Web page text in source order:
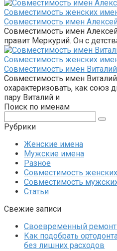
Совместимость женских
Совместимость имен
Совместимость имен
правит Меркурий. Он с
Совместимость женских
Совместимость имен
Совместимость имен
охарактеризовать, как союз
пару Виталий и
Поиск по именам
Рубрики
Женские имена
Мужские имена
Разное
Совместимость
Совместимость
Статьи
Свежие записи
Своевременный ремонт
Как подобрать
без лишних расходов